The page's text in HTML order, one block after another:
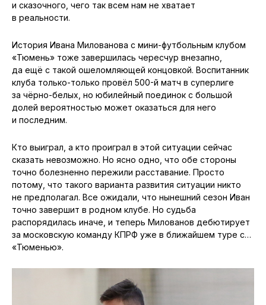
и сказочного, чего так всем нам не хватает
в реальности.
История Ивана Милованова с мини-футбольным клубом
«Тюмень» тоже завершилась чересчур внезапно,
да ещё с такой ошеломляющей концовкой. Воспитанник
клуба только-только провёл 500-й матч в суперлиге
за чёрно-белых, но юбилейный поединок с большой
долей вероятностью может оказаться для него
и последним.
Кто выиграл, а кто проиграл в этой ситуации сейчас
сказать невозможно. Но ясно одно, что обе стороны
точно болезненно пережили расставание. Просто
потому, что такого варианта развития ситуации никто
не предполагал. Все ожидали, что нынешний сезон Иван
точно завершит в родном клубе. Но судьба
распорядилась иначе, и теперь Милованов дебютирует
за московскую команду КПРФ уже в ближайшем туре с…
«Тюменью».